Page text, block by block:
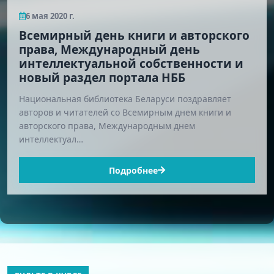
6 мая 2020 г.
Всемирный день книги и авторского
права, Международный день
интеллектуальной собственности и
новый раздел портала НББ
Национальная библиотека Беларуси поздравляет
авторов и читателей со Всемирным днем книги и
авторского права, Международным днем
интеллектуал…
Подробнее